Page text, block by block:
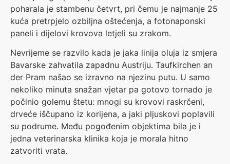
poharala je stambenu četvrt, pri čemu je najmanje 25
kuća pretrpjelo ozbiljna oštećenja, a fotonaponski
paneli i dijelovi krovova letjeli su zrakom.
Nevrijeme se razvilo kada je jaka linija oluja iz smjera
Bavarske zahvatila zapadnu Austriju. Taufkirchen an
der Pram našao se izravno na njezinu putu. U samo
nekoliko minuta snažan vjetar pa gotovo tornado je
počinio golemu štetu: mnogi su krovovi raskrčeni,
drveće iščupano iz korijena, a jaki pljuskovi poplavili
su podrume. Među pogođenim objektima bila je i
jedna veterinarska klinika koja je morala hitno
zatvoriti vrata.